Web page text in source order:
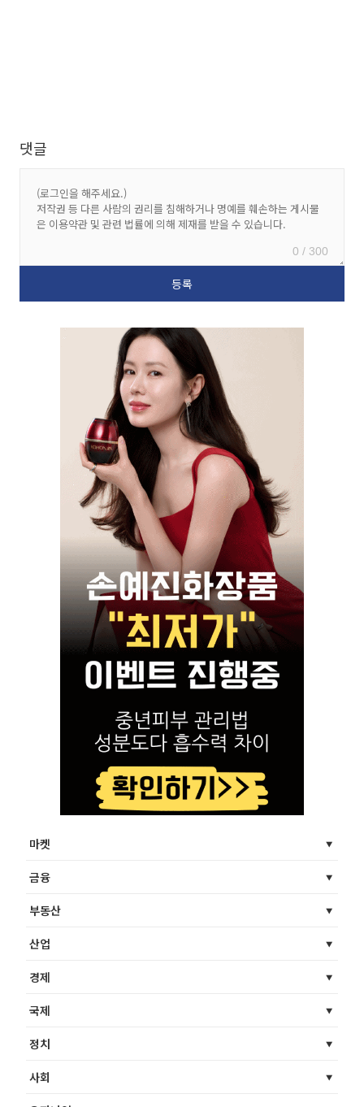
댓글
0 / 300
마켓
금융
부동산
산업
경제
국제
정치
사회